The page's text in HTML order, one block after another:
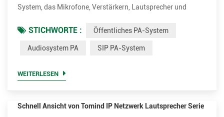
System, das Mikrofone, Verstärkern, Lautsprecher und
Volumen (Lautstärke) einer menschlichen Stimme, ein
Musikinstrument oder andere akustische Klangquelle oder
erfordert, dass ein An...
STICHWORTE : Öffentliches PA-System
Audiosystem PA SIP PA-System
WEITERLESEN
Schnell Ansicht von Tomind IP Netzwerk Lautsprecher Serie